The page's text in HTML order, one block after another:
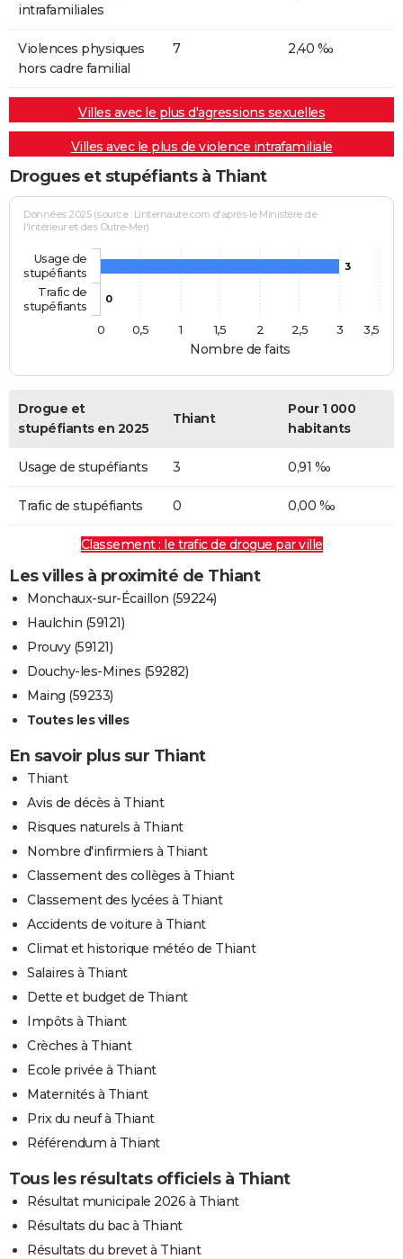
intrafamiliales
Violences physiques
hors cadre familial
7 2,40 ‰
Villes avec le plus d'agressions sexuelles
Villes avec le plus de violence intrafamiliale
Drogues et stupéfiants à Thiant
Nombre de faits
Données 2025 (source : Linternaute.com d'après le Ministère de
l'Intérieur et des Outre-Mer)
3
0
Usage de
stupéfiants
Trafic de
stupéfiants
0
0,5 1 1,5 2 2,5 3 3,5
Drogue et
stupéfiants en 2025
Thiant
Pour 1 000
habitants
Usage de stupéfiants 3 0,91 ‰
Trafic de stupéfiants 0 0,00 ‰
Classement : le trafic de drogue par ville
Les villes à proximité de Thiant
Monchaux-sur-Écaillon (59224)
Haulchin (59121)
Prouvy (59121)
Douchy-les-Mines (59282)
Maing (59233)
Toutes les villes
En savoir plus sur Thiant
Thiant
Avis de décès à Thiant
Risques naturels à Thiant
Nombre d'infirmiers à Thiant
Classement des collèges à Thiant
Classement des lycées à Thiant
Accidents de voiture à Thiant
Climat et historique météo de Thiant
Salaires à Thiant
Dette et budget de Thiant
Impôts à Thiant
Crèches à Thiant
Ecole privée à Thiant
Maternités à Thiant
Prix du neuf à Thiant
Référendum à Thiant
Tous les résultats officiels à Thiant
Résultat municipale 2026 à Thiant
Résultats du bac à Thiant
Résultats du brevet à Thiant